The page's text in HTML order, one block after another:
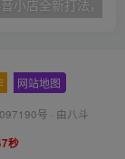
网站地图
号 · 由八斗
秒